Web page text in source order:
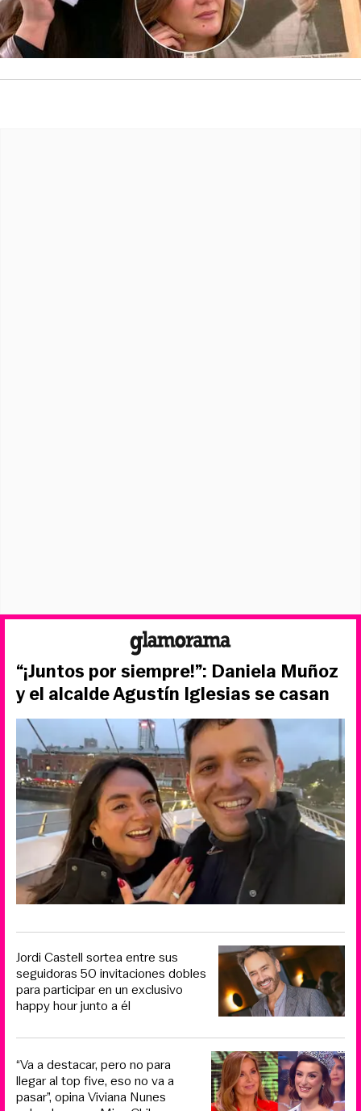
“¡Juntos por siempre!”: Daniela Muñoz
y el alcalde Agustín Iglesias se casan
Jordi Castell sortea entre sus
seguidoras 50 invitaciones dobles
para participar en un exclusivo
happy hour junto a él
“Va a destacar, pero no para
llegar al top five, eso no va a
pasar”, opina Viviana Nunes